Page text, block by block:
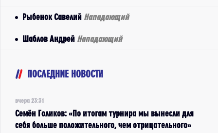
Рыбенок Савелий Нападающий
Шаблов Андрей Нападающий
ПОСЛЕДНИЕ НОВОСТИ
вчера 23:31
Семён Голиков: «По итогам турнира мы вынесли для
себя больше положительного, чем отрицательного»